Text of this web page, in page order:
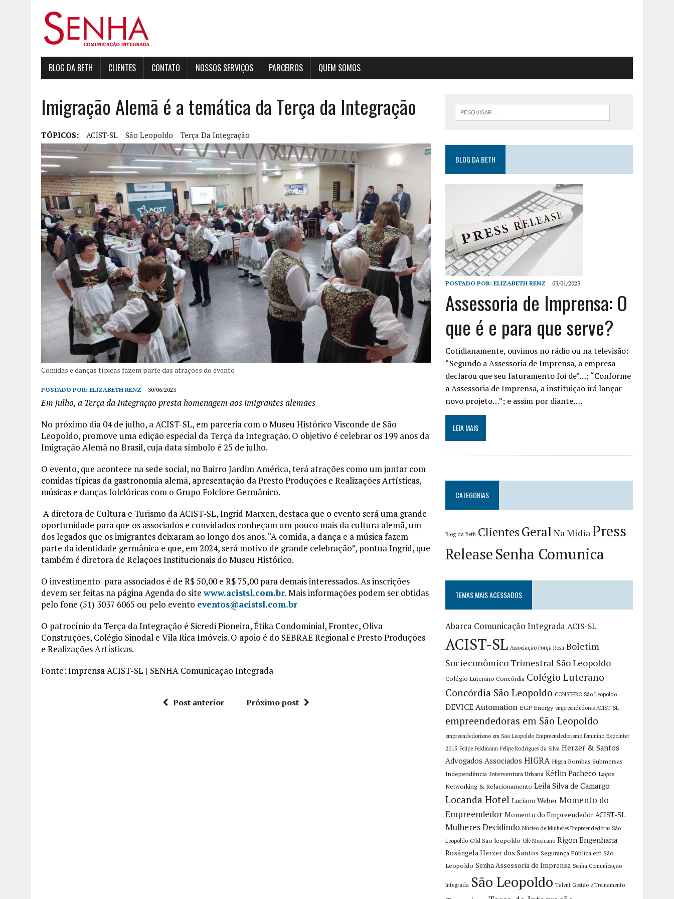
BLOG DA BETH CLIENTES CONTATO NOSSOS SERVIÇOS PARCEIROS QUEM SOMOS
Imigração Alemã é a temática da Terça da Integração
TÓPICOS: ACIST-SL São Leopoldo Terça Da Integração
Comidas e danças típicas fazem parte das atrações do evento
POSTADO POR: ELIZABETH RENZ 30/06/2023
Em julho, a Terça da Integração presta homenagem aos imigrantes alemães
No próximo dia 04 de julho, a ACIST-SL, em parceria com o Museu Histórico Visconde de São
Leopoldo, promove uma edição especial da Terça da Integração. O objetivo é celebrar os 199 anos da
Imigração Alemã no Brasil, cuja data símbolo é 25 de julho.
O evento, que acontece na sede social, no Bairro Jardim América, terá atrações como um jantar com
comidas típicas da gastronomia alemã, apresentação da Presto Produções e Realizações Artísticas,
músicas e danças folclóricas com o Grupo Folclore Germânico.
A diretora de Cultura e Turismo da ACIST-SL, Ingrid Marxen, destaca que o evento será uma grande
oportunidade para que os associados e convidados conheçam um pouco mais da cultura alemã, um
dos legados que os imigrantes deixaram ao longo dos anos. “A comida, a dança e a música fazem
parte da identidade germânica e que, em 2024, será motivo de grande celebração”, pontua Ingrid, que
também é diretora de Relações Institucionais do Museu Histórico.
O investimento para associados é de R$ 50,00 e R$ 75,00 para demais interessados. As inscrições
devem ser feitas na página Agenda do sitewww.acistsl.com.br. Mais informações podem ser obtidas
pelo fone (51) 3037 6065 ou pelo evento eventos@acistsl.com.br
O patrocínio da Terça da Integração é Sicredi Pioneira, Étika Condominial, Frontec, Oliva
Construções, Colégio Sinodal e Vila Rica Imóveis. O apoio é do SEBRAE Regional e Presto Produções
e Realizações Artísticas.
Fonte: Imprensa ACIST-SL | SENHA Comunicação Integrada
Post anterior Próximo post
BLOG DA BETH
POSTADO POR:ELIZABETH RENZ 03/01/2023
Assessoria de Imprensa: O
que é e para que serve?
Cotidianamente, ouvimos no rádio ou na televisão:
“Segundo a Assessoria de Imprensa, a empresa
declarou que seu faturamento foi de”…; “Conforme
a Assessoria de Imprensa, a instituição irá lançar
novo projeto…”; e assim por diante….
LEIA MAIS
CATEGORIAS
Blog da Beth ClientesGeral Na MídiaPress
ReleaseSenha Comunica
TEMAS MAIS ACESSADOS
Abarca Comunicação Integrada ACIS-SL
ACIST-SL Associação Força Rosa Boletim
Socieconômico Trimestral São Leopoldo
Colégio Luterano Concórdia Colégio Luterano
Concórdia São Leopoldo CONSEPRO São Leopoldo
DEVICE Automation EGP Energy empreendedoras ACIST-SL
empreendedoras em São Leopoldo
empreendedorismo em São Leopoldo Empreendedorismo feminino Expointer
2015 Felipe Feldmann Felipe Rodrigues da Silva Herzer & Santos
Advogados Associados HIGRA Higra Bombas Submersas
Independência Interventura Urbana Kétlin Pacheco Laços
Networking & Relacionamento Leila Silva de Camargo
Locanda Hotel Luciano Weber Momento do
Empreendedor Momento do Empreendedor ACIST-SL
Mulheres Decidindo Núcleo de Mulheres Empreendedoras São
Leopoldo Old São leopoldo Olé Mexicano Rigon Engenharia
Rosângela Herzer dos Santos Segurança Pública em São
Leopoldo Senha Assessoria de Imprensa Senha Comunicação
Integrada São Leopoldo Talent Gestão e Treinamento